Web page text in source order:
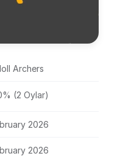
Archers
(2 Oylar)
2026
2026